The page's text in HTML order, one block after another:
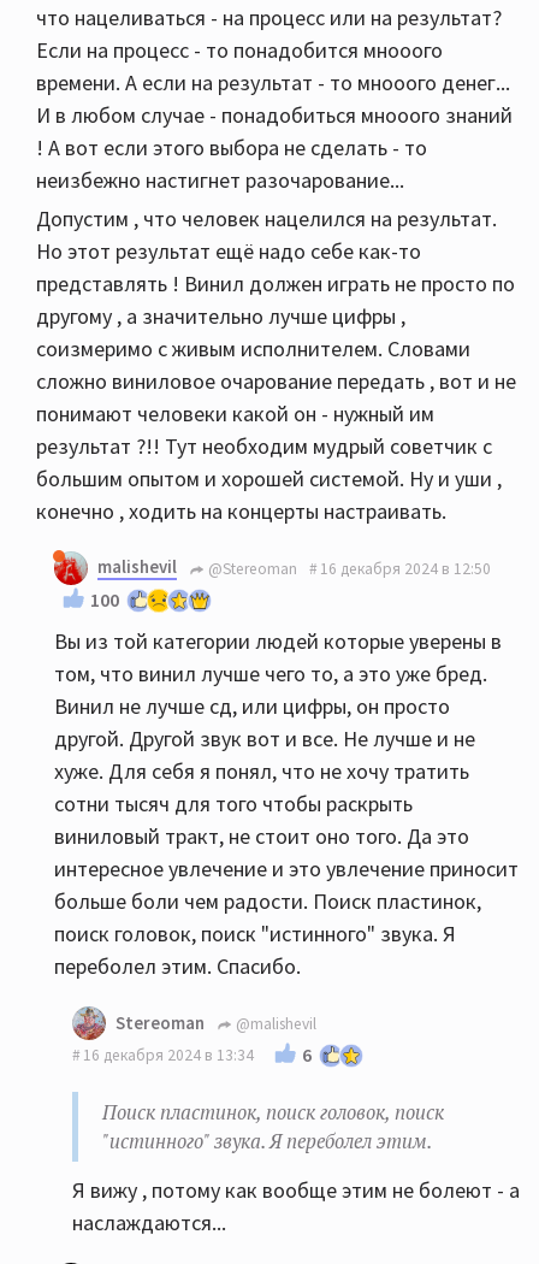
что нацеливаться - на процесс или на результат?
Если на процесс - то понадобится мнооого
времени. А если на результат - то мнооого денег...
И в любом случае - понадобиться мнооого знаний
! А вот если этого выбора не сделать - то
неизбежно настигнет разочарование...
Допустим , что человек нацелился на результат.
Но этот результат ещё надо себе как-то
представлять ! Винил должен играть не просто по
другому , а значительно лучше цифры ,
соизмеримо с живым исполнителем. Словами
сложно виниловое очарование передать , вот и не
понимают человеки какой он - нужный им
результат ?!! Тут необходим мудрый советчик с
большим опытом и хорошей системой. Ну и уши ,
конечно , ходить на концерты настраивать.
malishevil @Stereoman 16 декабря 2024 в 12:50
100
Вы из той категории людей которые уверены в
том, что винил лучше чего то, а это уже бред.
Винил не лучше сд, или цифры, он просто
другой. Другой звук вот и все. Не лучше и не
хуже. Для себя я понял, что не хочу тратить
сотни тысяч для того чтобы раскрыть
виниловый тракт, не стоит оно того. Да это
интересное увлечение и это увлечение приносит
больше боли чем радости. Поиск пластинок,
поиск головок, поиск "истинного" звука. Я
переболел этим. Спасибо.
Stereoman
@malishevil
16 декабря 2024 в 13:34
6
Поиск пластинок, поиск головок, поиск
"истинного" звука. Я переболел этим.
Я вижу , потому как вообще этим не болеют - а
наслаждаются...